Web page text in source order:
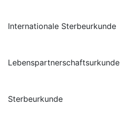
Internationale Sterbeurkunde
Lebenspartnerschaftsurkunde
Sterbeurkunde